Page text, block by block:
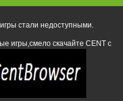
стали недоступными.
игры,смело скачайте CENT с